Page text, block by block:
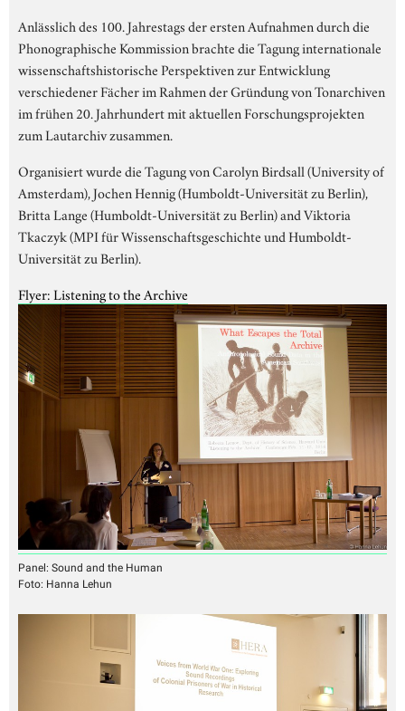
Anlässlich des 100. Jahrestags der ersten Aufnahmen durch die
Phonographische Kommission brachte die Tagung internationale
wissenschaftshistorische Perspektiven zur Entwicklung
verschiedener Fächer im Rahmen der Gründung von Tonarchiven
im frühen 20. Jahrhundert mit aktuellen Forschungsprojekten
zum Lautarchiv zusammen.
Organisiert wurde die Tagung von Carolyn Birdsall (University of
Amsterdam), Jochen Hennig (Humboldt-Universität zu Berlin),
Britta Lange (Humboldt-Universität zu Berlin) and Viktoria
Tkaczyk (MPI für Wissenschaftsgeschichte und Humboldt-
Universität zu Berlin).
Flyer: Listening to the Archive
Panel: Sound and the Human
Foto: Hanna Lehun